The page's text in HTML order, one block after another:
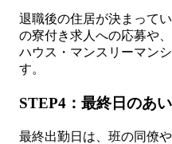
退職後の住居が決まって
の寮付き求人への応募や
ハウス・マンスリーマン
す。
STEP4：最終日のあ
最終出勤日は、班の同僚